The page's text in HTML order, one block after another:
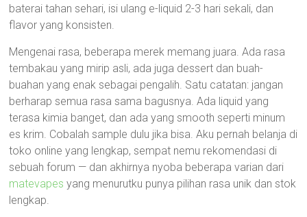
baterai tahan sehari, isi ulang e-liquid 2-3 hari sekali, dan
flavor yang konsisten.
Mengenai rasa, beberapa merek memang juara. Ada rasa
tembakau yang mirip asli, ada juga dessert dan buah-
buahan yang enak sebagai pengalih. Satu catatan: jangan
berharap semua rasa sama bagusnya. Ada liquid yang
terasa kimia banget, dan ada yang smooth seperti minum
es krim. Cobalah sample dulu jika bisa. Aku pernah belanja di
toko online yang lengkap, sempat nemu rekomendasi di
sebuah forum — dan akhirnya nyoba beberapa varian dari
matevapes yang menurutku punya pilihan rasa unik dan stok
lengkap.